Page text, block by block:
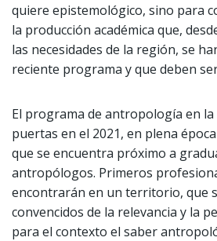
quiere epistemológico, sino para
la producción académica que,
las necesidades de la región, se
reciente programa y que deben
El programa de antropología en
puertas en el 2021, en plena
que se encuentra próximo a
antropólogos. Primeros
encontrarán en un territorio, que
convencidos de la relevancia y la
para el contexto el saber